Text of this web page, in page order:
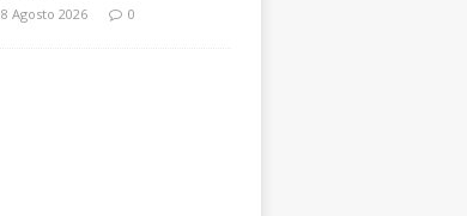
8 Agosto 2026 0